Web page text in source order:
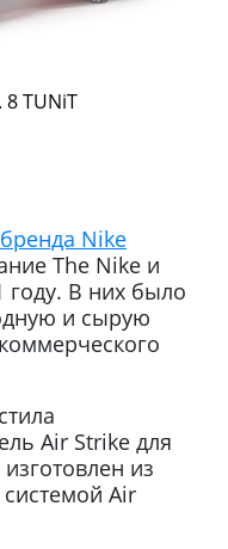
8 TUNiT
бренда Nike
The Nike и
году. В них было
и сырую
Air Strike для
из
Air